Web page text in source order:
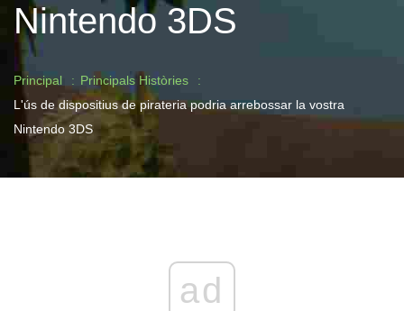
Nintendo 3DS
Principal
Principals Històries
L'ús de dispositius de pirateria podria arrebossar la vostra
Nintendo 3DS
ad